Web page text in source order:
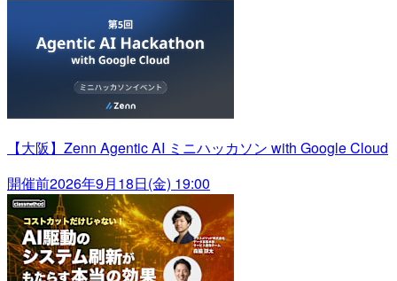
【大阪】Zenn Agentic AI ミニハッカソン with Google Cloud
開催前2026年9月18日(金) 19:00